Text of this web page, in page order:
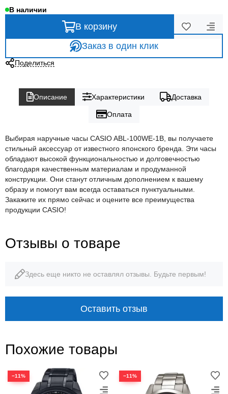
В наличии
В корзину
Заказ в один клик
Поделиться
Описание Характеристики Доставка
Оплата
Выбирая наручные часы CASIO ABL-100WE-1B, вы получаете
стильный аксессуар от известного японского бренда. Эти часы
обладают высокой функциональностью и долговечностью
благодаря качественным материалам и продуманной
конструкции. Они станут отличным дополнением к вашему
образу и помогут вам всегда оставаться пунктуальными.
Закажите их прямо сейчас и оцените все преимущества
продукции CASIO!
Отзывы о товаре
Здесь еще никто не оставлял отзывы. Будьте первым!
Оставить отзыв
Похожие товары
−11% −11%